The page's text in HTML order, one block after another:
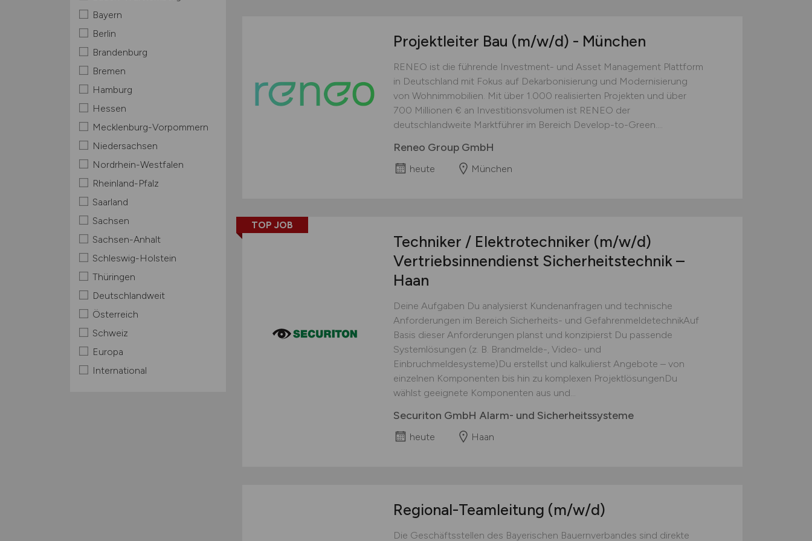
Bayern
Berlin
Brandenburg
Bremen
Hamburg
Hessen
Mecklenburg-Vorpommern
Niedersachsen
Nordrhein-Westfalen
Rheinland-Pfalz
Saarland
Sachsen
Sachsen-Anhalt
Schleswig-Holstein
Thüringen
Deutschlandweit
Österreich
Schweiz
Europa
International
Projektleiter Bau (m/w/d) - München
RENEO ist die führende Investment- und Asset Management Plattform
in Deutschland mit Fokus auf Dekarbonisierung und Modernisierung
von Wohnimmobilien. Mit über 1.000 realisierten Projekten und über
700 Millionen € an Investitionsvolumen ist RENEO der
deutschlandweite Marktführer im Bereich Develop-to-Green....
Reneo Group GmbH
heute München
TOP JOB
Techniker / Elektrotechniker (m/w/d)
Vertriebsinnendienst Sicherheitstechnik –
Haan
Deine Aufgaben Du analysierst Kundenanfragen und technische
Anforderungen im Bereich Sicherheits- und GefahrenmeldetechnikAuf
Basis dieser Anforderungen planst und konzipierst Du passende
Systemlösungen (z. B. Brandmelde-, Video- und
Einbruchmeldesysteme)Du erstellst und kalkulierst Angebote – von
einzelnen Komponenten bis hin zu komplexen ProjektlösungenDu
wählst geeignete Komponenten aus und...
Securiton GmbH Alarm- und Sicherheitssysteme
heute Haan
Regional-Teamleitung (m/w/d)
Die Geschäftsstellen des Bayerischen Bauernverbandes sind direkte